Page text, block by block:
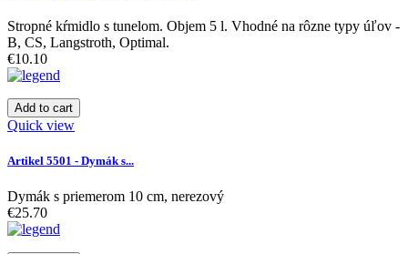
Stropné kŕmidlo s tunelom. Objem 5 l. Vhodné na rôzne typy úľov -
B, CS, Langstroth, Optimal.
€10.10
Add to cart
Quick view
Artikel 5501 - Dymák s...
Dymák s priemerom 10 cm, nerezový
€25.70